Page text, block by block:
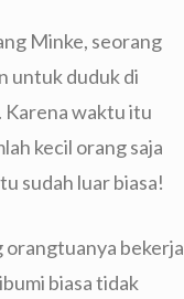
Minke, seorang
untuk duduk di
Karena waktu itu
kecil orang saja
sudah luar biasa!
orangtuanya bekerja
biasa tidak